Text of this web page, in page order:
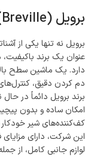
برویل (Breville)
برویل نه تنها یکی از
عنوان یک برند
دم کردن دقیق،
برند برویل دائماً در
امکان ساده و بدون
کف‌کننده‌های شیر
این شرکت، دارای
لوازم جانبی کامل، از